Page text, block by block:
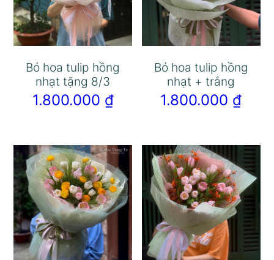
Bó hoa tulip hồng
nhạt tặng 8/3
1.800.000 ₫
Bó hoa tulip hồng
nhạt + trắng
1.800.000 ₫